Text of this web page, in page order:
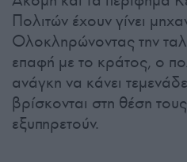
Πολιτών έχουν γίνει
Ολοκληρώνοντας την
επαφή με το κράτος, ο
ανάγκη να κάνει
βρίσκονται στη θέση
εξυπηρετούν.